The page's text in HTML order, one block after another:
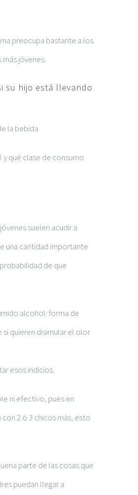
preocupa bastante a los
jóvenes.
su hijo está llevando
la bebida.
qué clase de consumo
suelen acudir a
una cantidad importante
de que
alcohol: forma de
quieren disimular el olor
esos indicios.
ni efectivo, pues en
2 ó 3 chicos más, esto
parte de las cosas que
puedan llegar a